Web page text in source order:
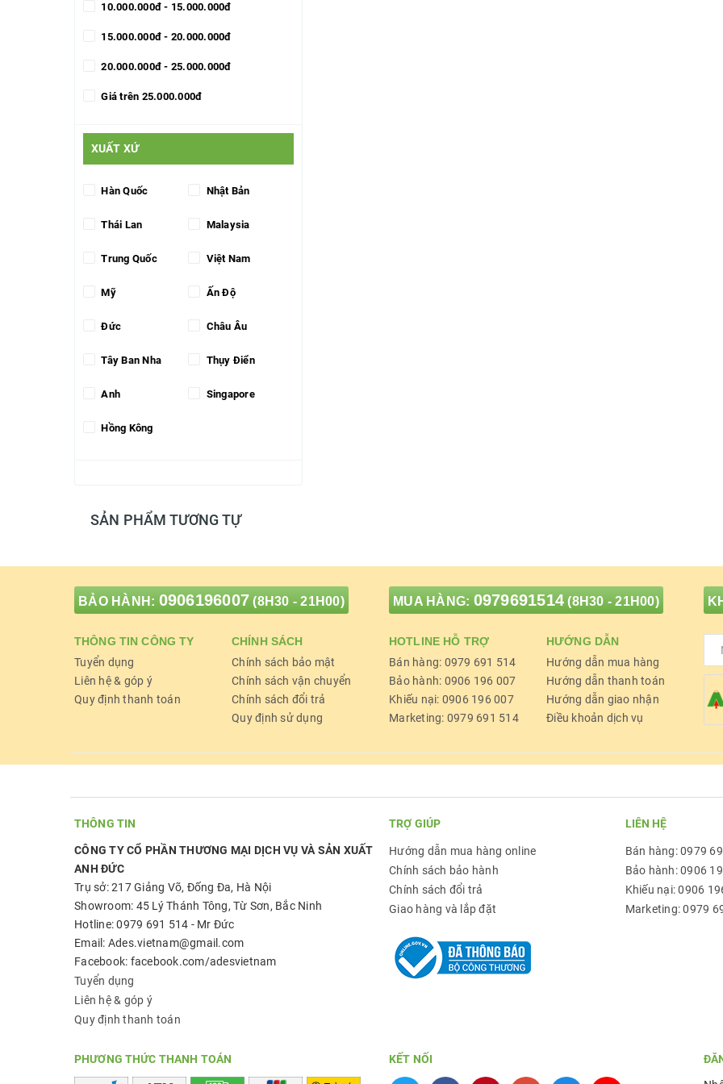
10.000.000đ - 15.000.000đ
15.000.000đ - 20.000.000đ
20.000.000đ - 25.000.000đ
Giá trên 25.000.000đ
XUẤT XỨ
Hàn Quốc Nhật Bản
Thái Lan Malaysia
Trung Quốc Việt Nam
Mỹ Ấn Độ
Đức Châu Âu
Tây Ban Nha Thụy Điển
Anh Singapore
Hồng Kông
SẢN PHẨM TƯƠNG TỰ
BẢO HÀNH: 0906196007 (8H30 - 21H00) MUA HÀNG: 0979691514 (8H30 - 21H00)
THÔNG TIN CÔNG TY
Tuyển dụng
Liên hệ & góp ý
Quy định thanh toán
CHÍNH SÁCH
Chính sách bảo mật
Chính sách vận chuyển
Chính sách đổi trả
Quy định sử dụng
HOTLINE HỖ TRỢ
Bán hàng: 0979 691 514
Bảo hành: 0906 196 007
Khiếu nại: 0906 196 007
Marketing: 0979 691 514
HƯỚNG DẪN
Hướng dẫn mua hàng
Hướng dẫn thanh toán
Hướng dẫn giao nhận
Điều khoản dịch vụ
THÔNG TIN
CÔNG TY CỔ PHẦN THƯƠNG MẠI DỊCH VỤ VÀ SẢN XUẤT
ANH ĐỨC
Trụ sở: 217 Giảng Võ, Đống Đa, Hà Nội
Showroom: 45 Lý Thánh Tông, Từ Sơn, Bắc Ninh
Hotline: 0979 691 514 - Mr Đức
Email: Ades.vietnam@gmail.com
Facebook: facebook.com/adesvietnam
Tuyển dụng
Liên hệ & góp ý
Quy định thanh toán
TRỢ GIÚP
Hướng dẫn mua hàng online
Chính sách bảo hành
Chính sách đổi trả
Giao hàng và lắp đặt
LIÊN HỆ
Bán hàng: 0979
Bảo hành: 0906
Khiếu nại: 0906
Marketing: 0979
PHƯƠNG THỨC THANH TOÁN KẾT NỐI